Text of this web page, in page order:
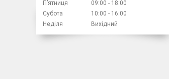
Пʼятниця
09:00
18:00
Субота
10:00
16:00
Неділя
Вихідний